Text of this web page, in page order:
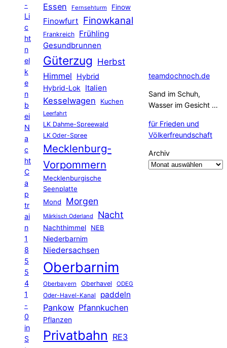
-
Li
c
ht
n
el
k
e
n
b
ei
N
a
c
ht
C
a
p
tr
ai
n
1
8
5
5
4
1
-
0
in
S
Essen Fernsehturm Finow
Finowfurt Finowkanal
Frankreich Frühling
Gesundbrunnen
Güterzug Herbst
Himmel
Hybrid
Hybrid-Lok Italien
Kesselwagen Kuchen
Leerfahrt
LK Dahme-Spreewald
LK Oder-Spree
Mecklenburg-
Vorpommern
Mecklenburgische
Seenplatte
Mond
Morgen
Märkisch Oderland Nacht
Nachthimmel
NEB
Niederbarnim
Niedersachsen
Oberbarnim
Oberbayern Oberhavel ODEG
Oder-Havel-Kanal paddeln
Pankow Pfannkuchen
Pflanzen
Privatbahn RE3
teamdochnoch.de
Sand im Schuh,
Wasser im Gesicht …
für Frieden und
Völkerfreundschaft
Archiv